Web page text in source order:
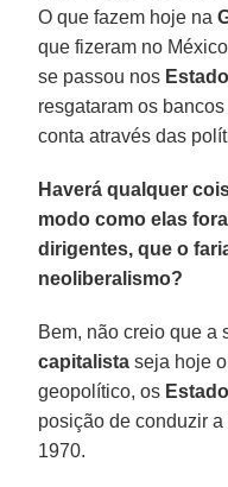
O que fazem hoje na
que fizeram no
se passou nos
resgataram os
conta através das
Haverá qualquer
modo como elas
dirigentes, que o
neoliberalismo?
Bem, não creio que
capitalista seja hoje
geopolítico, os
posição de conduzir
1970.